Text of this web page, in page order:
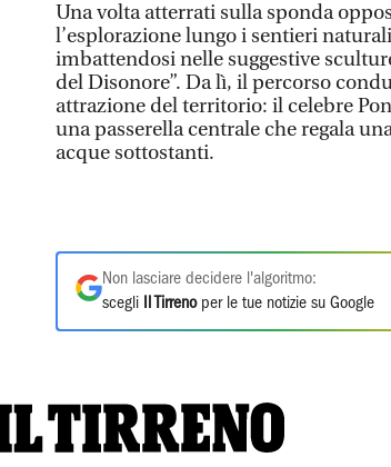
Una volta atterrati sulla sponda
l’esplorazione lungo i sentieri
imbattendosi nelle suggestive
del Disonore”. Da lì, il percorso
attrazione del territorio: il celebre
una passerella centrale che regala
acque sottostanti.
Non lasciare decidere l'algoritmo:
scegli
Il Tirrenoper le tue notizie su Google